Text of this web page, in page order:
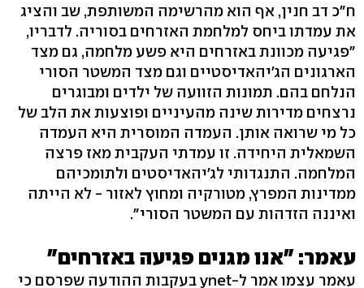
ח"כ דב חנין, אף הוא מהרשימה המשותפת, שב והציג
את עמדתו ביחס למלחמת האזרחים בסוריה. לדבריו,
"פגיעה מכוונת באזרחים היא פשע מלחמה, גם מצד
הארגונים הג'יהאדיסטיים וגם מצד המשטר הסורי
הנלחם בהם. תמונות הזוועה של ילדים ומבוגרים
נרצחים מדירות שינה מהעיניים ופוצעות את הלב של
כל מי שרואה אותן. העמדה המוסרית היא העמדה
השמאלית היחידה. זו עמדתי העקבית מאז פרצה
המלחמה. התנגדותי לג'יהאדיסטים ולתומכיהם
ממדינות המפרץ, מטורקיה ומחוץ לאזור - לא הייתה
ואיננה הזדהות עם המשטר הסורי".
עאמר: "אנו מגנים פגיעה באזרחים"
עאמר עצמו אמר ל-ynet בעקבות ההודעה שפרסם כי